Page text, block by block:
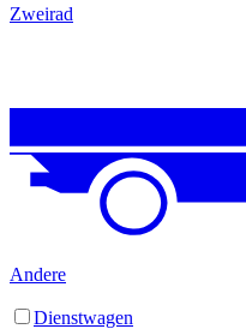
Zweirad
Andere
Dienstwagen